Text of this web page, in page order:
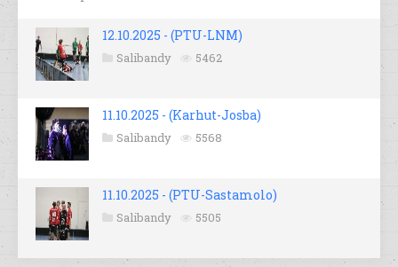
12.10.2025 - (PTU-LNM)
Salibandy 5462
11.10.2025 - (Karhut-Josba)
Salibandy 5568
11.10.2025 - (PTU-Sastamolo)
Salibandy 5505